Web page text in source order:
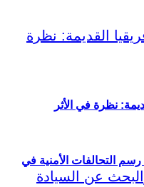
رسم التحالفات الأمنية في
نظرة في الأثر